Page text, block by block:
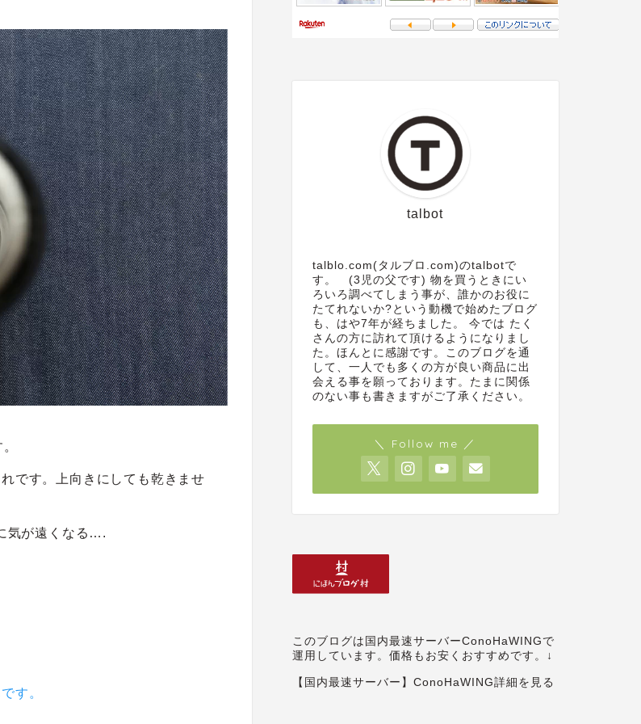
です。上向きにしても乾きませ
気が遠くなる….
す。
talbot
talblo.com(タルブロ.com)のtalbotで
す。 (3児の父です) 物を買うときにい
ろいろ調べてしまう事が、誰かのお役に
たてれないか?という動機で始めたブログ
も、はや7年が経ちました。 今では たく
さんの方に訪れて頂けるようになりまし
た。ほんとに感謝です。このブログを通
して、一人でも多くの方が良い商品に出
会える事を願っております。たまに関係
のない事も書きますがご了承ください。
＼ Follow me ／
このブログは国内最速サーバーConoHaWINGで
運用しています。価格もお安くおすすめです。↓
【国内最速サーバー】ConoHaWING詳細を見る